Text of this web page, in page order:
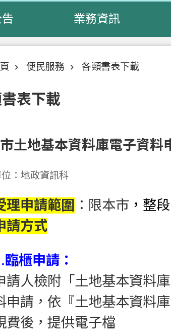
業務資訊
便民服務 各類書表下載
表下載
土地基本資料庫電子資料
：地政資訊科
理申請範圍 ：限本市 ，整
請方式
臨櫃申請：
請人檢附「土地基本資料
申請，依『土地基本資料
費後，提供電子檔